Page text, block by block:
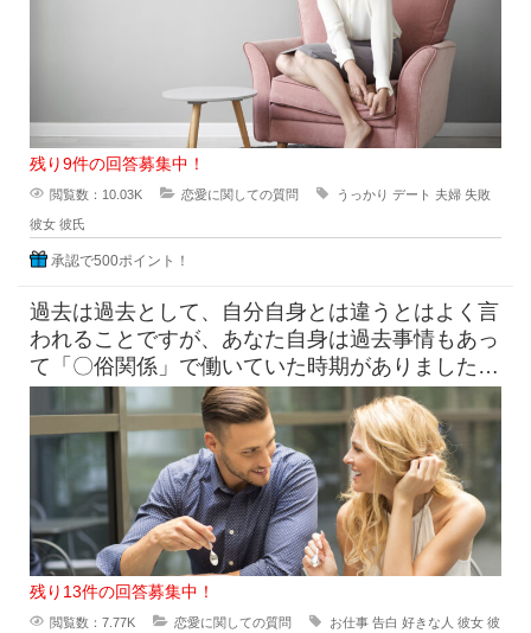
残り9件の回答募集中！
閲覧数：10.03K 恋愛に関しての質問 うっかり デート 夫婦 失敗
彼女 彼氏
承認で500ポイント！
過去は過去として、自分自身とは違うとはよく言
われることですが、あなた自身は過去事情もあっ
て「〇俗関係」で働いていた時期がありました
が、それを経ていまの自分がある
残り13件の回答募集中！
閲覧数：7.77K 恋愛に関しての質問 お仕事 告白 好きな人 彼女 彼